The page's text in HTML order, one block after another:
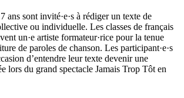
ans sont invité·e·s à rédiger un texte de
ou individuelle. Les classes de français
un·e artiste formateur·rice pour la tenue
de paroles de chanson. Les participant·e·s
d’entendre leur texte devenir une
lors du grand spectacle Jamais Trop Tôt en